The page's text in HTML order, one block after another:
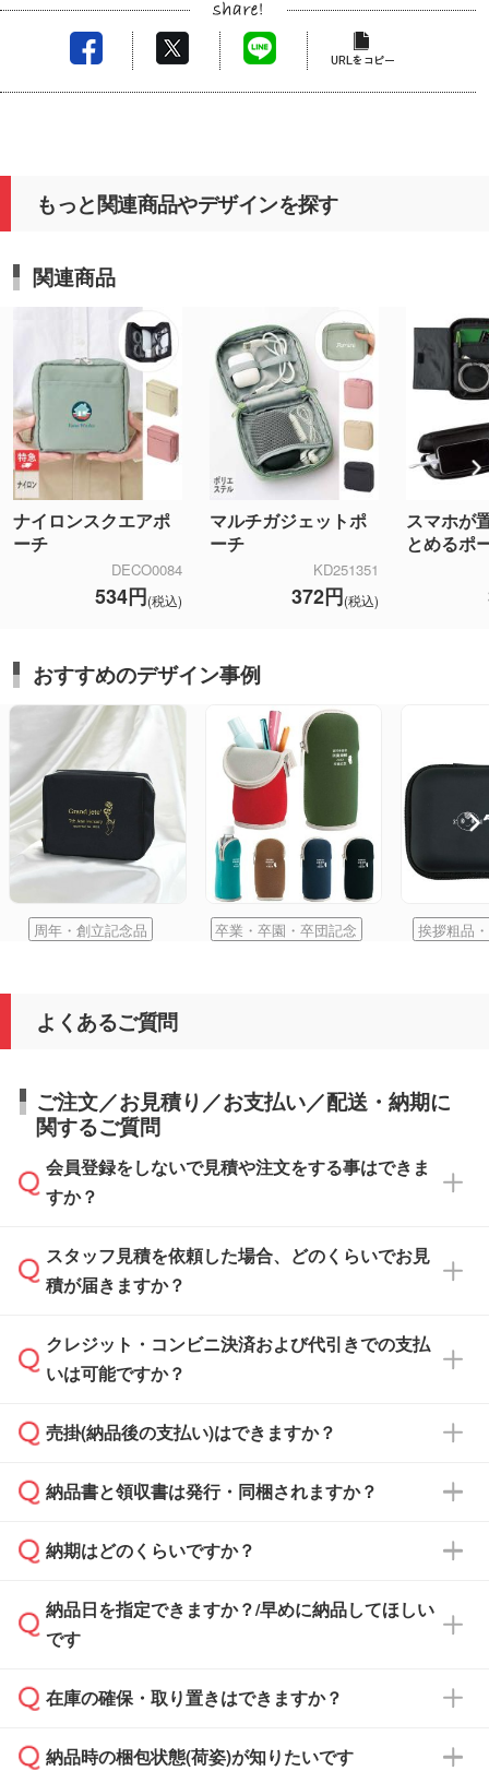
もっと関連商品やデザインを探す
関連商品
ナイロンスクエアポ
ーチ
DECO0084
534円(税込)
マルチガジェットポ
ーチ
KD251351
372円(税込)
スマホが
とめるポ
おすすめのデザイン事例
周年・創立記念品 卒業・卒園・卒団記念 挨拶粗品
よくあるご質問
ご注文／お見積り／お支払い／配送・納期に
関するご質問
会員登録をしないで見積や注文をする事はできま
すか？
可能です。見積・注文フォームにて『ゲストの
まま進む』ボタンからお進みのうえ、ご依頼く
スタッフ見積を依頼した場合、どのくらいでお見
積が届きますか？
通常、翌営業日までにお送りしております。混
雑状況によっては、お時間をいただくこともご
依頼いただいた場合は、翌営業日以降のご連絡
クレジット・コンビニ決済および代引きでの支払
いは可能ですか？
銀行振込のみのご対応となります。
売掛(納品後の支払い)はできますか？
基本的には先入金をお願いしておりますが、自
どの場合は、月末締め翌月末払いに対応可能で
また、卒業・卒園記念品で対策委員会や個人様
校や幼稚園・保育園であれば、同様の条件でご
ご希望の際は担当スタッフまでお気軽にご相談
納品書と領収書は発行・同梱されますか？
納品書・領収書は ご依頼をいただいた場合の
ず、通常はPDFデータをメール添付でお送りし
ます。
たは注文フォームの『ご注文に関する備考欄』
納期はどのくらいですか？
・印刷する場合(500個程度)
ご入金、イメージ画像の校了から約2週間～2
ご入金確認後、1～2営業日で出荷いたしま
納品日を指定できますか？/早めに納品してほしい
です
ご希望の納期がある場合は、お問い合わせ・お
い。
在庫の確保・取り置きはできますか？
ご入金確認後に在庫を確保し、注文確定のご連
納品時の梱包状態(荷姿)が知りたいです